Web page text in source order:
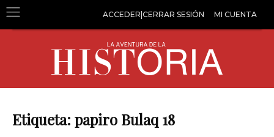
ACCEDER|CERRAR SESIÓN MI CUENTA
Etiqueta: papiro Bulaq 18